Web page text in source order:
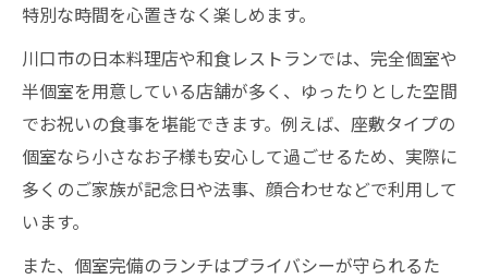
特別な時間を心置きなく楽しめます。
川口市の日本料理店や和食レストランでは、完全個室や
半個室を用意している店舗が多く、ゆったりとした空間
でお祝いの食事を堪能できます。例えば、座敷タイプの
個室なら小さなお子様も安心して過ごせるため、実際に
多くのご家族が記念日や法事、顔合わせなどで利用して
います。
また、個室完備のランチはプライバシーが守られるた